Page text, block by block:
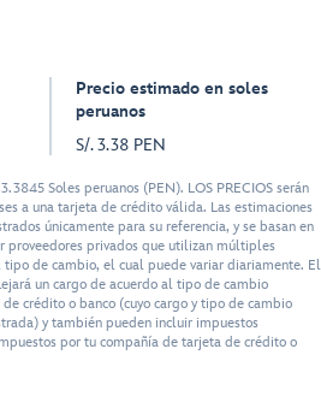
Precio estimado en soles
peruanos
S/. 3.38 PEN
Soles peruanos (PEN). LOS PRECIOS serán
a una tarjeta de crédito válida. Las estimaciones
únicamente para su referencia, y se basan en
proveedores privados que utilizan múltiples
de cambio, el cual puede variar diariamente. El
un cargo de acuerdo al tipo de cambio
crédito o banco (cuyo cargo y tipo de cambio
y también pueden incluir impuestos
por tu compañía de tarjeta de crédito o